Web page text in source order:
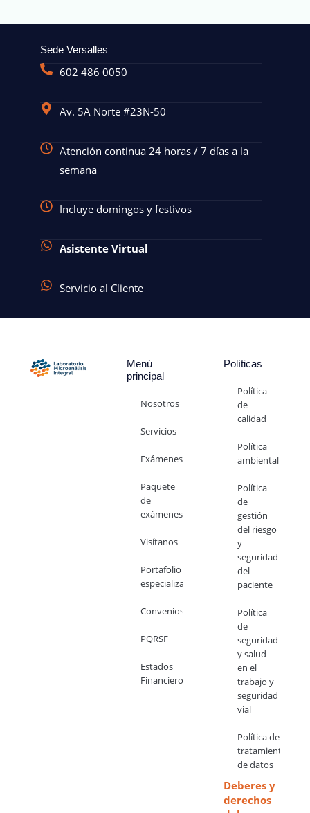
Sede Versalles
602 486 0050
Av. 5A Norte #23N-50
Atención continua 24 horas / 7 días a la
semana
Incluye domingos y festivos
Asistente Virtual
Servicio al Cliente
Menú
principal
Nosotros
Servicios
Exámenes
Paquete
de
exámenes
Visítanos
Portafolio
especializado
Convenios
PQRSF
Estados
Financieros
Políticas
Política
de
calidad
Política
ambiental
Política
de
gestión
del riesgo
y
seguridad
del
paciente
Política
de
seguridad
y salud
en el
trabajo y
seguridad
vial
Política de
tratamiento
de datos
Deberes y
derechos